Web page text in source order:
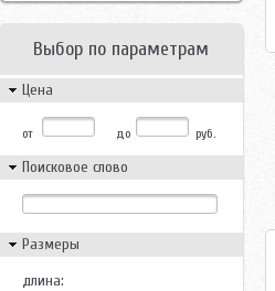
Выбор по параметрам
Цена
от до руб.
Поисковое слово
Размеры
длина: